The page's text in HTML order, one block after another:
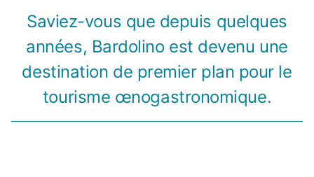
Saviez-vous que depuis quelques
années, Bardolino est devenu une
destination de premier plan pour le
tourisme œnogastronomique.